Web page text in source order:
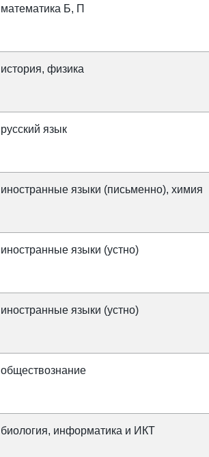
математика Б, П
история, физика
русский язык
иностранные языки (письменно), химия
иностранные языки (устно)
иностранные языки (устно)
обществознание
биология, информатика и ИКТ